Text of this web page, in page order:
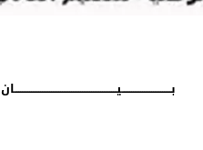
بـــــــــــــــــــــــــــيــــــــــــــــــــــــــــــــــــــــــــــــــــــــان